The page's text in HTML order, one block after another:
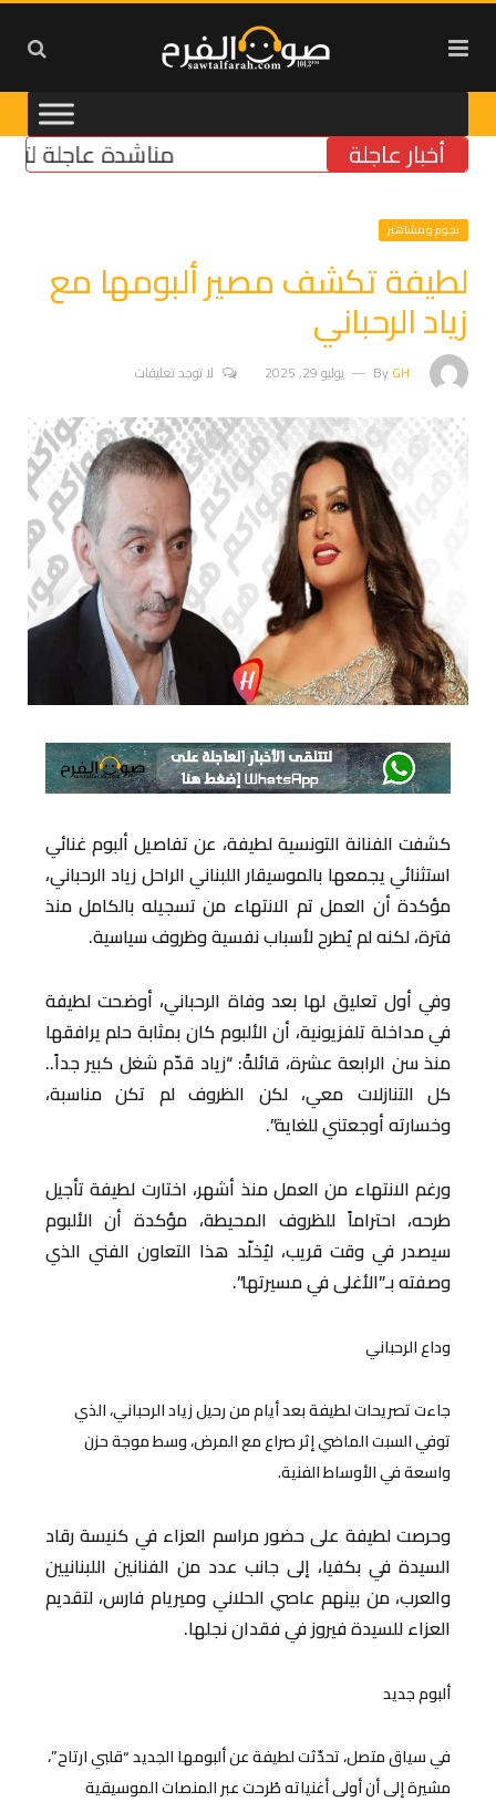
أخبار عاجلة مناشدة عاجلة لتأمين
نجوم ومشاهير
لطيفة تكشف مصير ألبومها مع
زياد الرحباني
ByGH يوليو 29, 2025 لا توجد تعليقات
كشفت الفنانة التونسية لطيفة، عن تفاصيل ألبوم غنائي
استثنائي يجمعها بالموسيقار اللبناني الراحل زياد الرحباني،
مؤكدة أن العمل تم الانتهاء من تسجيله بالكامل منذ
فترة، لكنه لم يُطرح لأسباب نفسية وظروف سياسية.
وفي أول تعليق لها بعد وفاة الرحباني، أوضحت لطيفة
في مداخلة تلفزيونية، أن الألبوم كان بمثابة حلم يرافقها
منذ سن الرابعة عشرة، قائلةً: “زياد قدّم شغل كبير جداً..
كل التنازلات معي، لكن الظروف لم تكن مناسبة،
وخسارته أوجعتني للغاية”.
ورغم الانتهاء من العمل منذ أشهر، اختارت لطيفة تأجيل
طرحه، احتراماً للظروف المحيطة، مؤكدة أن الألبوم
سيصدر في وقت قريب، ليُخلّد هذا التعاون الفني الذي
وصفته بـ”الأغلى في مسيرتها”.
وداع الرحباني
جاءت تصريحات لطيفة بعد أيام من رحيل زياد الرحباني، الذي
توفي السبت الماضي إثر صراع مع المرض، وسط موجة حزن
واسعة في الأوساط الفنية.
وحرصت لطيفة على حضور مراسم العزاء في كنيسة رقاد
السيدة في بكفيا، إلى جانب عدد من الفنانين اللبنانيين
والعرب، من بينهم عاصي الحلاني وميريام فارس، لتقديم
العزاء للسيدة فيروز في فقدان نجلها.
ألبوم جديد
في سياق متصل، تحدّثت لطيفة عن ألبومها الجديد “قلبي ارتاح”،
مشيرة إلى أن أولى أغنياته طُرحت عبر المنصات الموسيقية